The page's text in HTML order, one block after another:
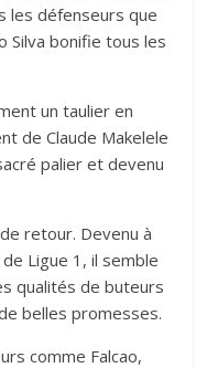
les défenseurs que
Silva bonifie tous les
un taulier en
de Claude Makelele
palier et devenu
retour. Devenu à
Ligue 1, il semble
qualités de buteurs
belles promesses.
comme Falcao,